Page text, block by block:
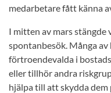
medarbetare fått känna
I mitten av mars
spontanbesök. Många
förtroendevalda i
eller tillhör andra
hjälpa till att skydda